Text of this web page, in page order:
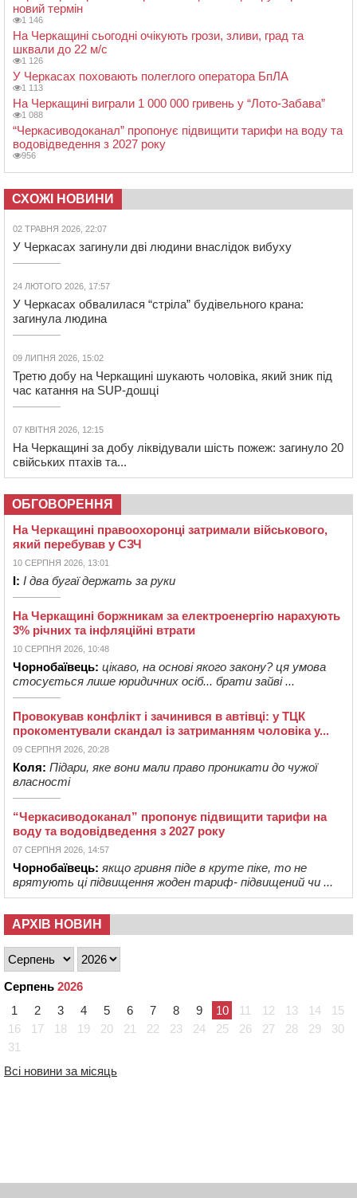
новий термін
1 146
На Черкащині сьогодні очікують грози, зливи, град та
шквали до 22 м/с
1 126
У Черкасах поховають полеглого оператора БпЛА
1 113
На Черкащині виграли 1 000 000 гривень у “Лото-Забава”
1 088
“Черкасиводоканал” пропонує підвищити тарифи на воду та
водовідведення з 2027 року
956
СХОЖІ НОВИНИ
02 ТРАВНЯ 2026, 22:07
У Черкасах загинули дві людини внаслідок вибуху
24 ЛЮТОГО 2026, 17:57
У Черкасах обвалилася “стріла” будівельного крана:
загинула людина
09 ЛИПНЯ 2026, 15:02
Третю добу на Черкащині шукають чоловіка, який зник під
час катання на SUP-дошці
07 КВІТНЯ 2026, 12:15
На Черкащині за добу ліквідували шість пожеж: загинуло 20
свійських птахів та...
ОБГОВОРЕННЯ
На Черкащині правоохоронці затримали військового,
який перебував у СЗЧ
10 СЕРПНЯ 2026, 13:01
І: І два бугаї держать за руки
На Черкащині боржникам за електроенергію нарахують
3% річних та інфляційні втрати
10 СЕРПНЯ 2026, 10:48
Чорнобаївець: цікаво, на основі якого закону? ця умова
стосується лише юридичних осіб... брати зайві ...
Провокував конфлікт і зачинився в автівці: у ТЦК
прокоментували скандал із затриманням чоловіка у...
09 СЕРПНЯ 2026, 20:28
Коля: Підари, яке вони мали право проникати до чужої
власності
“Черкасиводоканал” пропонує підвищити тарифи на
воду та водовідведення з 2027 року
07 СЕРПНЯ 2026, 14:57
Чорнобаївець: якщо гривня піде в круте піке, то не
врятують ці підвищення жоден тариф- підвищений чи ...
АРХІВ НОВИН
Серпень 2026
1
2 3 4 5 6 7 8 9 10 11 12 13 14
15
16
17 18 19 20 21 22 23 24 25 26 27 28 29
30
31
Всі новини за місяць